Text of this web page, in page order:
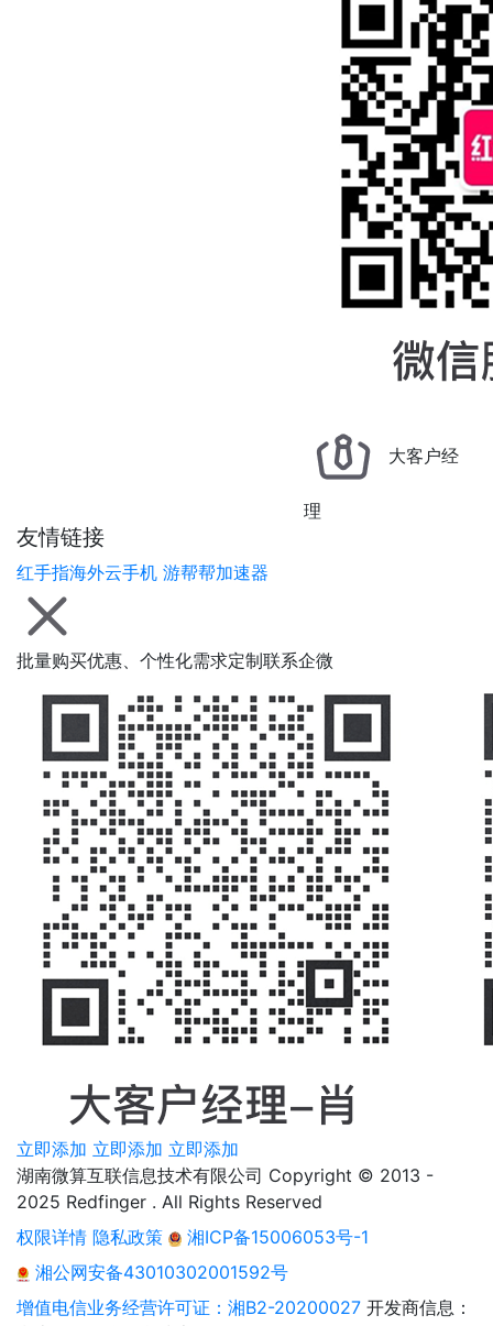
友情链接
红手指海外云手机 游帮帮加速器
大客户经
理
批量购买优惠、个性化需求定制联系企微
立即添加 立即添加 立即添加
湖南微算互联信息技术有限公司 Copyright © 2013 -
2025 Redfinger . All Rights Reserved
权限详情 隐私政策
湘ICP备15006053号-1
湘公网安备43010302001592号
增值电信业务经营许可证：湘B2-20200027 开发商信息：